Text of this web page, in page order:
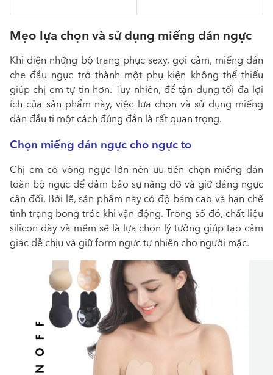
Mẹo lựa chọn và sử dụng miếng dán ngực
Khi diện những bộ trang phục sexy, gợi cảm, miếng dán
che đầu ngực trở thành một phụ kiện không thể thiếu
giúp chị em tự tin hơn. Tuy nhiên, để tận dụng tối đa lợi
ích của sản phẩm này, việc lựa chọn và sử dụng miếng
dán đầu ti một cách đúng đắn là rất quan trọng.
Chọn miếng dán ngực cho ngực to
Chị em có vòng ngực lớn nên ưu tiên chọn miếng dán
toàn bộ ngực để đảm bảo sự nâng đỡ và giữ dáng ngực
cân đối. Bởi lẽ, sản phẩm này có độ bám cao và hạn chế
tình trạng bong tróc khi vận động. Trong số đó, chất liệu
silicon dày và mềm sẽ là lựa chọn lý tưởng giúp tạo cảm
giác dễ chịu và giữ form ngực tự nhiên cho người mặc.